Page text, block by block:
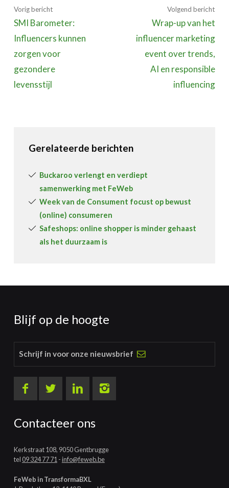
Vorig bericht
SMI Barometer:
Influencers kunnen
zorgen voor
gezondere
levensstijl
Volgend bericht
Wrap-up van het
influencer marketing
event over trends,
AI en responsible
influencing
Gerelateerde berichten
Buckaroo verlengt en verdiept
samenwerking met FeWeb
Week van de Consument focust op bewust
(online) consumeren
Safeshops: online shopper is minder gehaast
als het duurzaam is
Blijf op de hoogte
Schrijf in voor onze nieuwsbrief
Contacteer ons
Kerkstraat 108, 9050 Gentbrugge
tel09 324 77 71-info@feweb.be
FeWeb in TransformaBXL